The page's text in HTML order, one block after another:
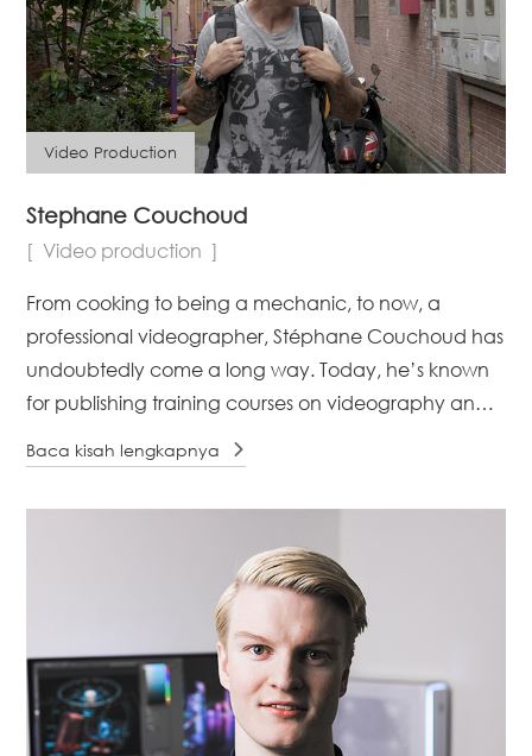
Video Production
Stephane Couchoud
Video production
From cooking to being a mechanic, to now, a
professional videographer, Stéphane Couchoud has
undoubtedly come a long way. Today, he’s known
for publishing training courses on videography and is
background of [...]
Baca kisah lengkapnya